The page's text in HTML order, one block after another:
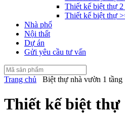
Thiết kế biệt thự 2
Thiết kế biệt thự
Nhà phố
Nội thất
Dự án
Gửi yêu cầu tư vấn
Trang chủ Biệt thự nhà vườn 1 tầng
Thiết kế biệt thự